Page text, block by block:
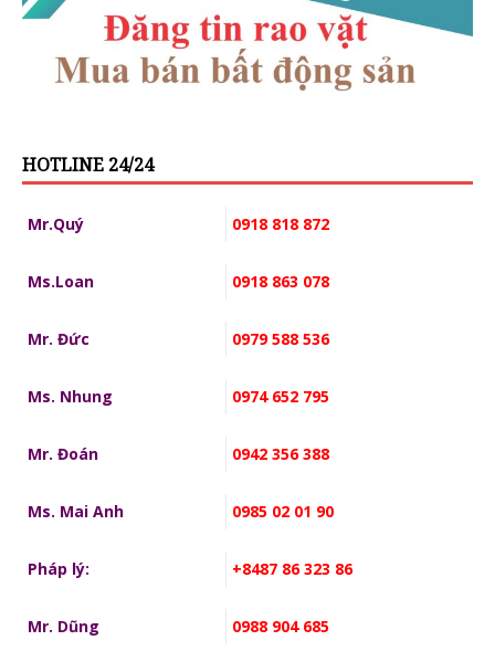
HOTLINE 24/24
Mr.Quý 0918 818 872
Ms.Loan 0918 863 078
Mr. Đức 0979 588 536
Ms. Nhung 0974 652 795
Mr. Đoán 0942 356 388
Ms. Mai Anh 0985 02 01 90
Pháp lý: +8487 86 323 86
Mr. Dũng 0988 904 685